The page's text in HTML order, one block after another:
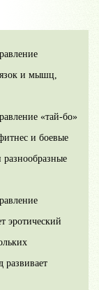
и мышц,
«тай-бо»
и боевые
разнообразные
эротический
развивает